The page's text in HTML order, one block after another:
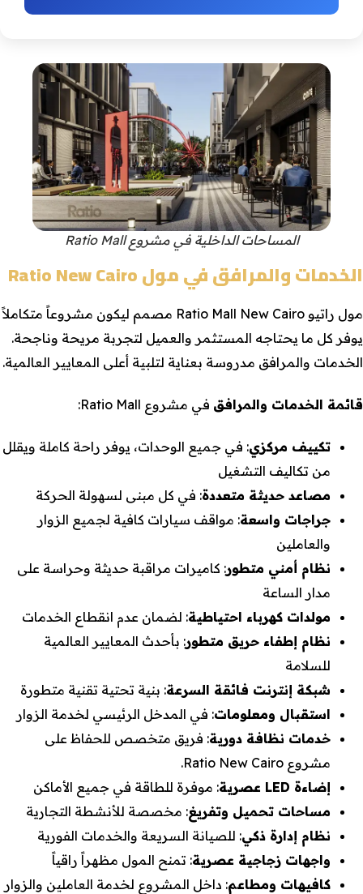
المساحات الداخلية في مشروع Ratio Mall
الخدمات والمرافق في مول Ratio New Cairo
مول راتيو Ratio Mall New Cairo مصمم ليكون مشروعاً متكاملاً
يوفر كل ما يحتاجه المستثمر والعميل لتجربة مريحة وناجحة.
الخدمات والمرافق مدروسة بعناية لتلبية أعلى المعايير العالمية.
قائمة الخدمات والمرافق في مشروع Ratio Mall:
تكييف مركزي: في جميع الوحدات، يوفر راحة كاملة ويقلل
من تكاليف التشغيل
مصاعد حديثة متعددة: في كل مبنى لسهولة الحركة
جراجات واسعة: مواقف سيارات كافية لجميع الزوار
والعاملين
نظام أمني متطور: كاميرات مراقبة حديثة وحراسة على
مدار الساعة
مولدات كهرباء احتياطية: لضمان عدم انقطاع الخدمات
نظام إطفاء حريق متطور: بأحدث المعايير العالمية
للسلامة
شبكة إنترنت فائقة السرعة: بنية تحتية تقنية متطورة
استقبال ومعلومات: في المدخل الرئيسي لخدمة الزوار
خدمات نظافة دورية: فريق متخصص للحفاظ على
مشروع Ratio New Cairo.
إضاءة
عصرية: موفرة للطاقة في جميع الأماكن
مساحات تحميل وتفريغ: مخصصة للأنشطة التجارية
نظام إدارة ذكي: للصيانة السريعة والخدمات الفورية
واجهات زجاجية عصرية: تمنح المول مظهراً راقياً
كافيهات ومطاعم: داخل المشروع لخدمة العاملين والزوار